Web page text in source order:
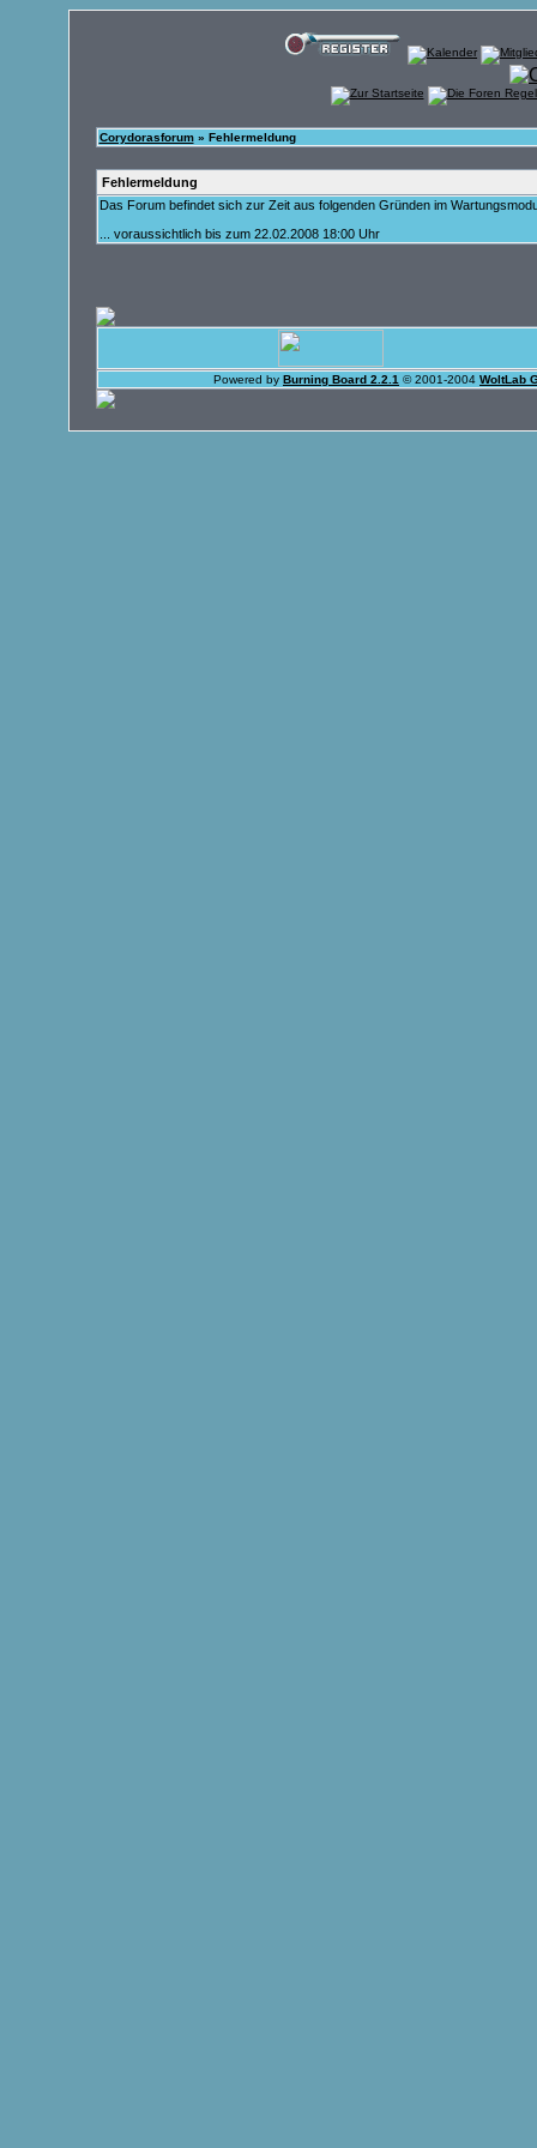
Corydorasforum» Fehlermeldung
Fehlermeldung
Das Forum befindet sich zur Zeit aus folgenden Gründen im
... voraussichtlich bis zum 22.02.2008 18:00 Uhr
Powered by Burning Board 2.2.1 © 2001-2004 WoltLab